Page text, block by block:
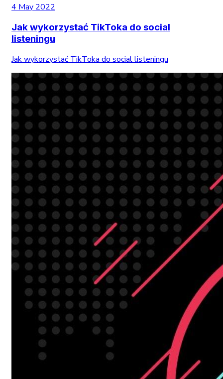
4 May 2022
Jak wykorzystać TikToka do social
listeningu
Jak wykorzystać TikToka do social listeningu